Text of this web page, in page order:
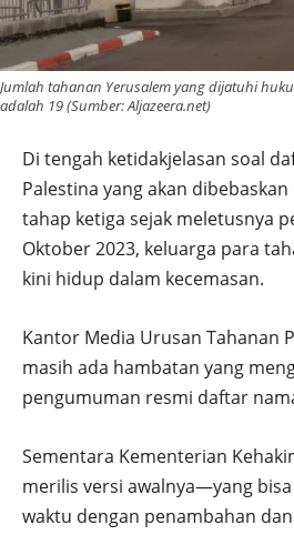
Jumlah tahanan Yerusalem yang dijatuhi
adalah 19 (Sumber: Aljazeera.net)
Di tengah ketidakjelasan soal
Palestina yang akan
tahap ketiga sejak meletusnya
Oktober 2023, keluarga para
kini hidup dalam kecemasan.
Kantor Media Urusan Tahanan
masih ada hambatan yang
pengumuman resmi daftar
Sementara Kementerian
merilis versi awalnya—yang
waktu dengan penambahan